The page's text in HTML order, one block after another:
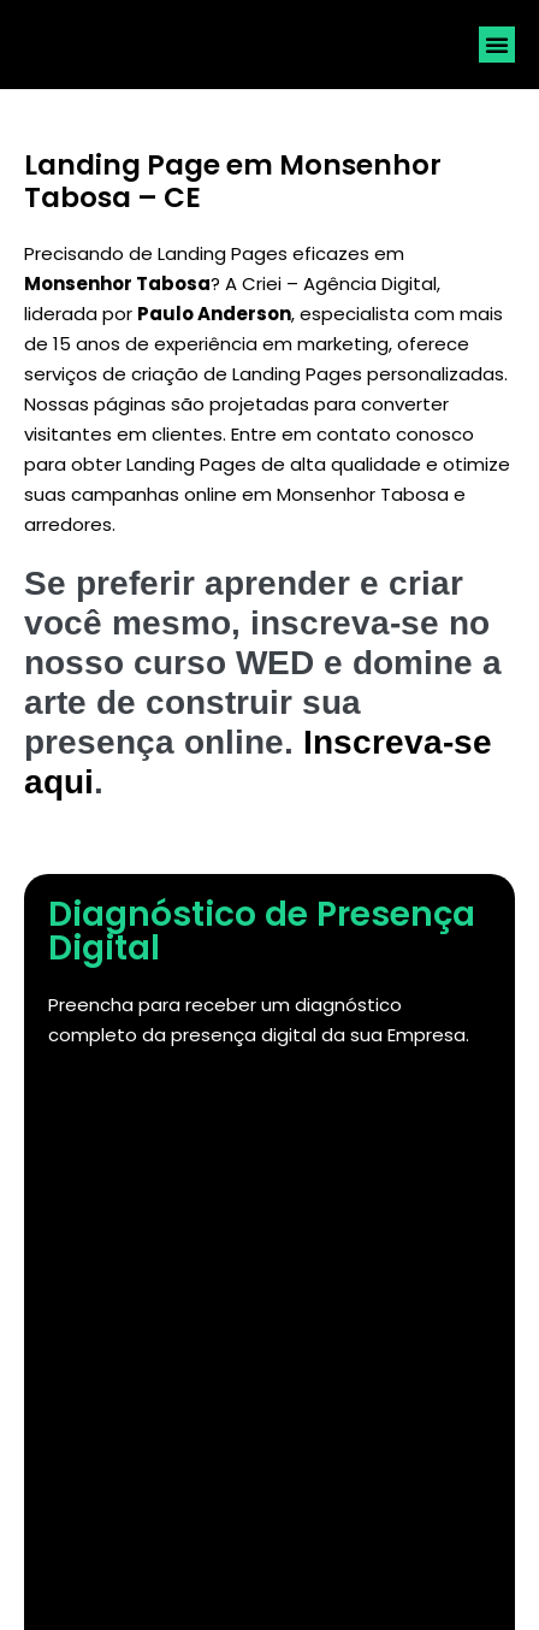
Landing Page em Monsenhor
Tabosa – CE
Precisando de Landing Pages eficazes em
Monsenhor Tabosa? A Criei – Agência Digital,
liderada por Paulo Anderson, especialista com mais
de 15 anos de experiência em marketing, oferece
serviços de criação de Landing Pages personalizadas.
Nossas páginas são projetadas para converter
visitantes em clientes. Entre em contato conosco
para obter Landing Pages de alta qualidade e otimize
suas campanhas online em Monsenhor Tabosa e
arredores.
Se preferir aprender e criar
você mesmo, inscreva-se no
nosso curso WED e domine a
arte de construir sua
presença online. Inscreva-se
aqui.
Diagnóstico de Presença
Digital
Preencha para receber um diagnóstico
completo da presença digital da sua Empresa.